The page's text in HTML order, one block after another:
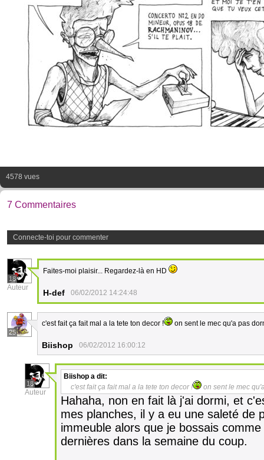
4578 vues
7 Commentaires
Connecte-toi pour commenter
18
Auteur
Faites-moi plaisir... Regardez-là en HD
H-def 06/02/2012 14:24:48
25
c'est fait ça fait mal a la tete ton decor ! on sent le mec qu'a pas
Biishop 06/02/2012 16:00:12
18
Auteur
Biishop a dit:
c'est fait ça fait mal a la tete ton decor !
on sent le mec
Hahaha, non en fait là j'ai dormi, et
mes planches, il y a eu une saleté de
immeuble alors que je bossais
dernières dans la semaine du coup.